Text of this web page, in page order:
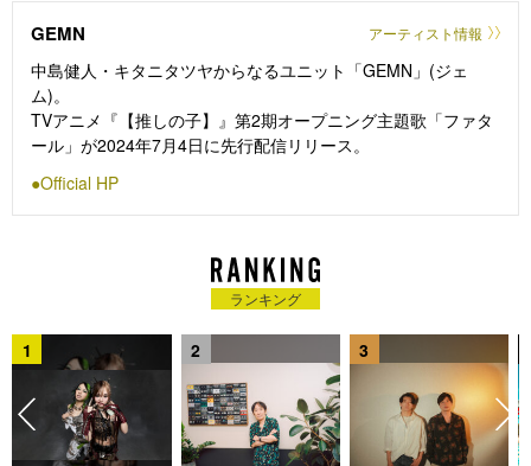
GEMN アーティスト情報
中島健人・キタニタツヤからなるユニット「GEMN」(ジェ
ム)。
TVアニメ『【推しの子】』第2期オープニング主題歌「ファタ
ール」が2024年7月4日に先行配信リリース。
Official HP
ランキング
1 2 3